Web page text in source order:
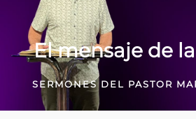
El mensaje de
SERMONES DEL PASTOR